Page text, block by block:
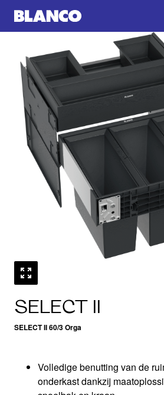
SELECT II
SELECT II 60/3 Orga
0
Volledige benutting van de
onderkast dankzij